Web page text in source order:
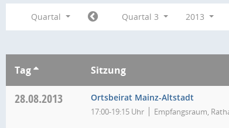
Quartal Quartal 3 2013
Tag Sitzung
28.08.2013 Ortsbeirat Mainz-Altstadt
17:00-19:15 Uhr Empfangsraum,